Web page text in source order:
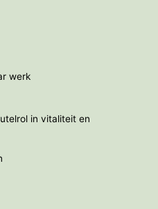
werk
in vitaliteit en